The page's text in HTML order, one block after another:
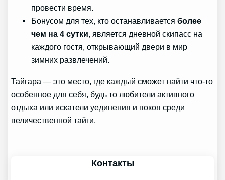
провести время.
Бонусом для тех, кто останавливаетсяболее
чем на 4 сутки, является дневной скипасс на
каждого гостя, открывающий двери в мир
зимних развлечений.
Тайгара — это место, где каждый сможет найти что-то
особенное для себя, будь то любители активного
отдыха или искатели уединения и покоя среди
величественной тайги.
Контакты